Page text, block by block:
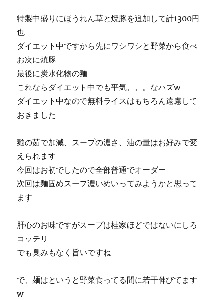
特製中盛りにほうれん草と焼豚を追加して計1300円
也
ダイエット中ですから先にワシワシと野菜から食べ
お次に焼豚
最後に炭水化物の麺
これならダイエット中でも平気。。。なハズw
ダイエット中なので無料ライスはもちろん遠慮して
おきました
麺の茹で加減、スープの濃さ、油の量はお好みで変
えられます
今回はお初でしたので全部普通でオーダー
次回は麺固めスープ濃いめいってみようかと思って
ます
肝心のお味ですがスープは桂家ほどではないにしろ
コッテリ
でも臭みもなく旨いですね
で、麺はというと野菜食ってる間に若干伸びてます
w